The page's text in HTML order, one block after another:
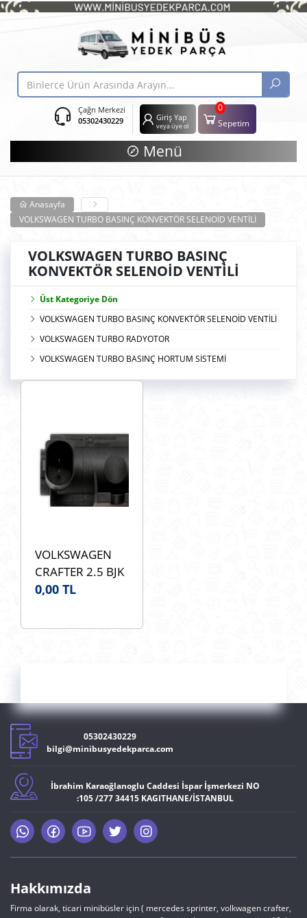
Çağrı Merkezi
05302430229
Giriş Yap
veya üye ol
0
Sepetim
Menü
Anasayfa
VOLKSWAGEN TURBO BASINÇ KONVEKTÖR SELENOİD VENTİLİ
VOLKSWAGEN TURBO BASINÇ
KONVEKTÖR SELENOİD VENTİLİ
Üst Kategoriye Dön
VOLKSWAGEN TURBO BASINÇ KONVEKTÖR SELENOİD VENTİLİ
VOLKSWAGEN TURBO RADYOTOR
VOLKSWAGEN TURBO BASINÇ HORTUM SİSTEMİ
VOLKSWAGEN
CRAFTER 2.5 BJK
BJM PİERBURG
0,00 TL
05302430229
bilgi@minibusyedekparca.com
İbrahim Karaoğlanoglu Caddesi İspar İşmerkezi NO
:105 /277 34415 KAGITHANE/İSTANBUL
Hakkımızda
Firma olarak, ticari minibüsler için ( mercedes sprinter, volkwagen crafter,